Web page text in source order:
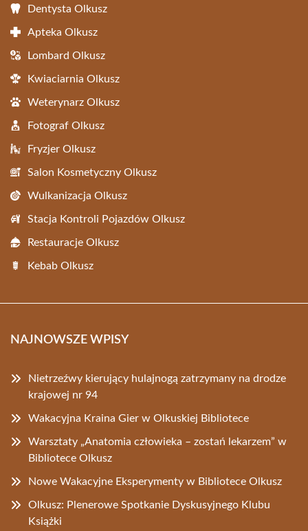
Dentysta Olkusz
Apteka Olkusz
Lombard Olkusz
Kwiaciarnia Olkusz
Weterynarz Olkusz
Fotograf Olkusz
Fryzjer Olkusz
Salon Kosmetyczny Olkusz
Wulkanizacja Olkusz
Stacja Kontroli Pojazdów Olkusz
Restauracje Olkusz
Kebab Olkusz
NAJNOWSZE WPISY
Nietrzeźwy kierujący hulajnogą zatrzymany na drodze
krajowej nr 94
Wakacyjna Kraina Gier w Olkuskiej Bibliotece
Warsztaty „Anatomia człowieka – zostań lekarzem” w
Bibliotece Olkusz
Nowe Wakacyjne Eksperymenty w Bibliotece Olkusz
Olkusz: Plenerowe Spotkanie Dyskusyjnego Klubu
Książki